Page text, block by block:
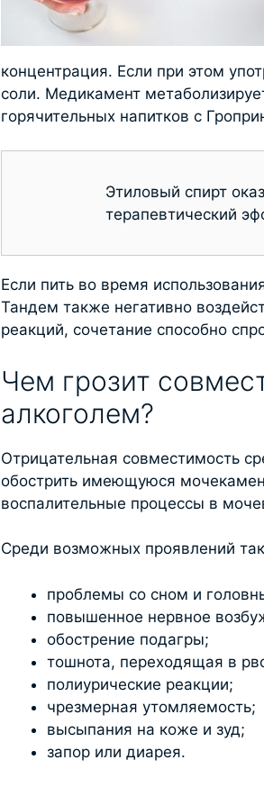
концентрация. Если при этом
соли. Медикамент
горячительных напитков с
Этиловый спирт
терапевтический
Если пить во время
Тандем также негативно
реакций, сочетание способно
Чем грозит
алкоголем?
Отрицательная совместимость
обострить имеющуюся
воспалительные процессы в
Среди возможных проявлений
проблемы со сном и
повышенное нервное
обострение подагры;
тошнота, переходящая в
полиурические реакции;
чрезмерная утомляемость;
высыпания на коже и зуд;
запор или диарея.